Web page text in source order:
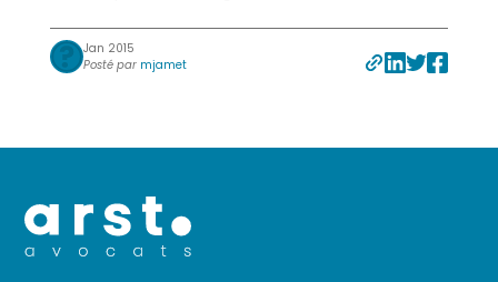
Jan 2015
Posté par mjamet